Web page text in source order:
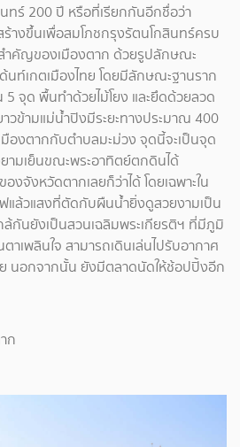
ทร์ 200 ปี หรือที่เรียกกันอีกชื่อว่า
างขึ้นเพื่อสมโภชกรุงรัตนโกสินทร์ครบ
ำคัญของเมืองตาก ด้วยรูปลักษณะ
นท์เกตเมืองไทย โดยมีลักษณะฐานราก
5 จุด พื้นทำด้วยไม้โยง และยึดด้วยลวด
ข้ามแม่น้ำปิงมีระยะทางประมาณ 400
มืองตากกับตำบลมะม่วง จุดนี้จะเป็นจุด
มเย็นขณะพระอาทิตย์ตกดินได้
งจังหวัดตากเลยก็ว่าได้ โดยเฉพาะใน
แล้วแสงที่ตัดกับผืนน้ำยิ่งดูสวยงามเป็น
กันยังเป็นสวนเฉลิมพระเกียรติฯ ที่มีภูมิ
เพลินใจ สามารถเดินเล่นไปรับอากาศ
นอกจากนั้น ยังมีตลาดนัดให้ช้อปปิ้งอีก
ก